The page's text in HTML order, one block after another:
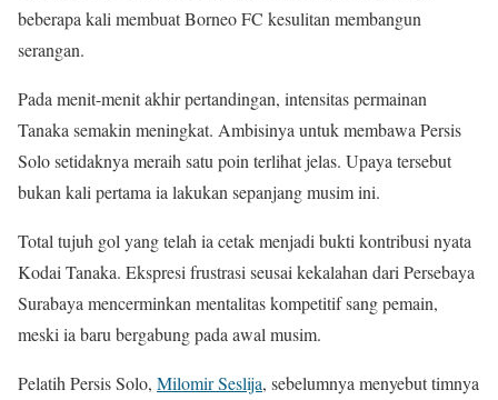
beberapa kali membuat Borneo FC kesulitan membangun
serangan.
Pada menit-menit akhir pertandingan, intensitas permainan
Tanaka semakin meningkat. Ambisinya untuk membawa Persis
Solo setidaknya meraih satu poin terlihat jelas. Upaya tersebut
bukan kali pertama ia lakukan sepanjang musim ini.
Total tujuh gol yang telah ia cetak menjadi bukti kontribusi nyata
Kodai Tanaka. Ekspresi frustrasi seusai kekalahan dari Persebaya
Surabaya mencerminkan mentalitas kompetitif sang pemain,
meski ia baru bergabung pada awal musim.
Pelatih Persis Solo, Milomir Seslija, sebelumnya menyebut timnya